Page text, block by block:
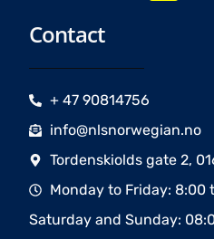
Contact
+ 47 90814756
info@nlsnorwegian.no
Tordenskiolds gate 2,
Monday to Friday: 8:00
Saturday and Sunday: